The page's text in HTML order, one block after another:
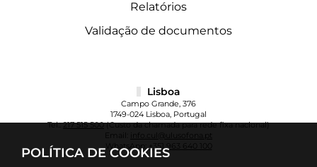
POLÍTICA DE COOKIES
Relatórios
Validação de documentos
Lisboa
Campo Grande, 376
1749-024 Lisboa, Portugal
Tel.:217 515 500(Custo da chamada para rede fixa nacional)
info.cul@ulusofona.pt
WhatsApp:+351 963 640 100